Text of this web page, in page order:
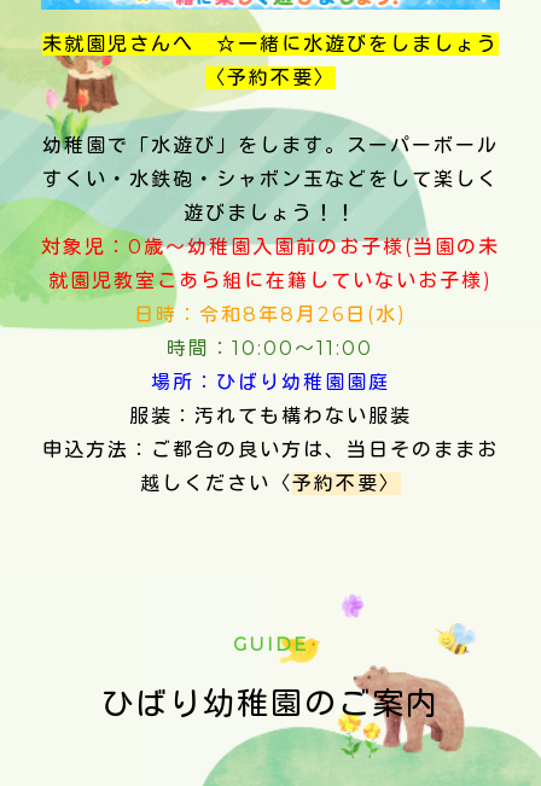
未就園児さんへ ☆一緒に水遊びをしましょう
〈予約不要〉
幼稚園で「水遊び」をします。スーパーボール
すくい・水鉄砲・シャボン玉などをして楽しく
遊びましょう！！
対象児：0歳～幼稚園入園前のお子様(当園の未
就園児教室こあら組に在籍していないお子様)
日時：令和8年8月26日(水)
時間：10:00～11:00
場所：ひばり幼稚園園庭
服装：汚れても構わない服装
申込方法：ご都合の良い方は、当日そのままお
越しください〈予約不要〉
GUIDE
ひばり幼稚園のご案内